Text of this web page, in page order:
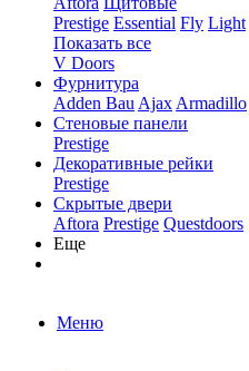
Prestige Essential Fly Light
Показать все
V Doors
Фурнитура
Adden Bau Ajax Armadillo
Стеновые панели
Prestige
Декоративные рейки
Prestige
Скрытые двери
Aftora Prestige Questdoors
Еще
Меню